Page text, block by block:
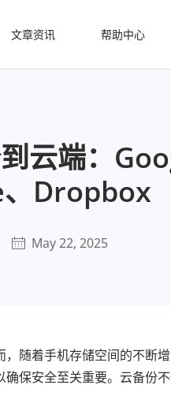
文章资讯 帮助中心
云端：
Dropbox
May 22, 2025
随着手机存储空间的不断
保安全至关重要。云备份